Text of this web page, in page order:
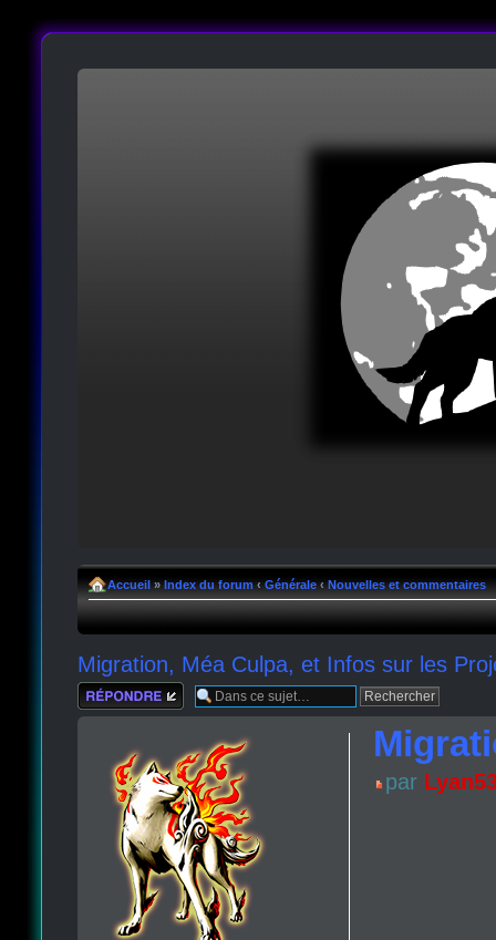
Accueil » Index du forum ‹ Générale ‹ Nouvelles et commentaires
Migration, Méa Culpa, et Infos sur les
Répondre
par